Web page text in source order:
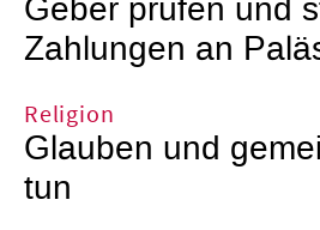
Geber prüfen und
Zahlungen an
Religion
Glauben und
tun